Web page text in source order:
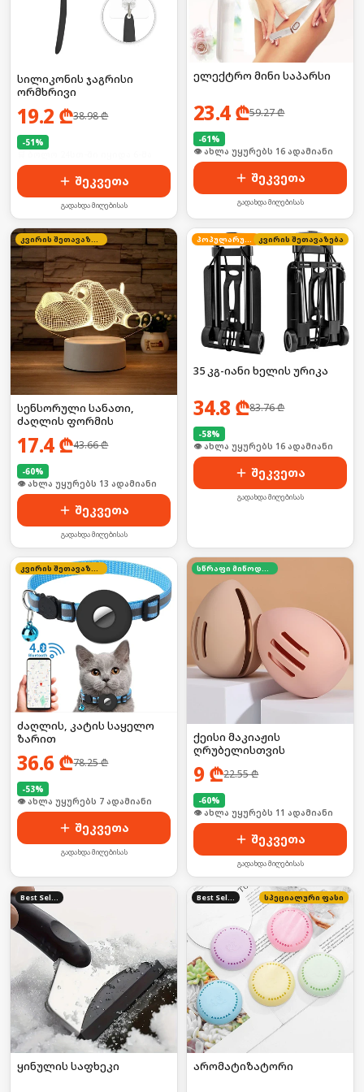
სილიკონის ჯაგრისი
ორმხრივი
19.2 ₾38.98₾
-51%
შეკვეთა
გადახდა მიღებისას
ელექტრო მინი საპარსი
23.4₾59.27₾
-61%
🛒 ბოლო 24სთ-ში იყიდა 22-მა
შეკვეთა
გადახდა მიღებისას
კვირის შეთავაზება
სენსორული სანათი,
ძაღლის ფორმის
17.4₾43.66₾
-60%
🛒 ბოლო 24სთ-ში იყიდა 16-მა
შეკვეთა
გადახდა მიღებისას
პოპულარული კვირის შეთავაზება
35 კგ-იანი ხელის ურიკა
34.8 ₾83.76₾
-58%
🛒 ბოლო 24სთ-ში იყიდა 21-მა
შეკვეთა
გადახდა მიღებისას
კვირის შეთავაზება
ძაღლის, კატის საყელო
ზარით
36.6 ₾78.25₾
-53%
🛒 ბოლო 24სთ-ში იყიდა 7-მა
შეკვეთა
გადახდა მიღებისას
სწრაფი მიწოდება
ქეისი მაკიაჟის
ღრუბელისთვის
9 ₾22.55₾
-60%
🛒 ბოლო 24სთ-ში იყიდა 14-მა
შეკვეთა
გადახდა მიღებისას
Best Seller
ყინულის საფხეკი
Best Seller სპეციალური ფასი
არომატიზატორი